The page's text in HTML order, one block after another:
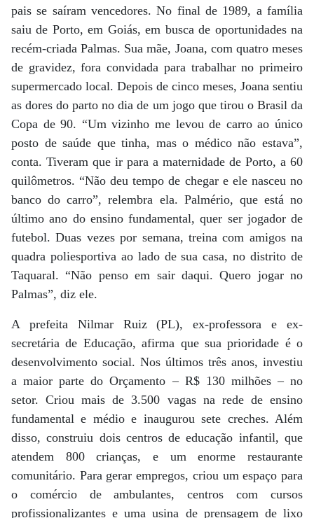
pais se saíram vencedores. No final de 1989, a família
saiu de Porto, em Goiás, em busca de oportunidades na
recém-criada Palmas. Sua mãe, Joana, com quatro meses
de gravidez, fora convidada para trabalhar no primeiro
supermercado local. Depois de cinco meses, Joana sentiu
as dores do parto no dia de um jogo que tirou o Brasil da
Copa de 90. “Um vizinho me levou de carro ao único
posto de saúde que tinha, mas o médico não estava”,
conta. Tiveram que ir para a maternidade de Porto, a 60
quilômetros. “Não deu tempo de chegar e ele nasceu no
banco do carro”, relembra ela. Palmério, que está no
último ano do ensino fundamental, quer ser jogador de
futebol. Duas vezes por semana, treina com amigos na
quadra poliesportiva ao lado de sua casa, no distrito de
Taquaral. “Não penso em sair daqui. Quero jogar no
Palmas”, diz ele.
A prefeita Nilmar Ruiz (PL), ex-professora e ex-
secretária de Educação, afirma que sua prioridade é o
desenvolvimento social. Nos últimos três anos, investiu
a maior parte do Orçamento – R$ 130 milhões – no
setor. Criou mais de 3.500 vagas na rede de ensino
fundamental e médio e inaugurou sete creches. Além
disso, construiu dois centros de educação infantil, que
atendem 800 crianças, e um enorme restaurante
comunitário. Para gerar empregos, criou um espaço para
o comércio de ambulantes, centros com cursos
profissionalizantes e uma usina de prensagem de lixo